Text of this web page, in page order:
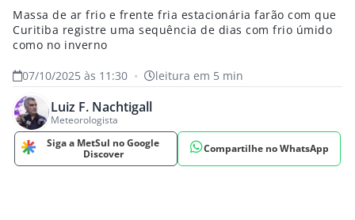
Massa de ar frio e frente fria estacionária farão com que
Curitiba registre uma sequência de dias com frio úmido
como no inverno
07/10/2025 às 11:30 • leitura em 5 min
Luiz F. Nachtigall
Meteorologista
Siga a MetSul no Google
Discover
Compartilhe no WhatsApp